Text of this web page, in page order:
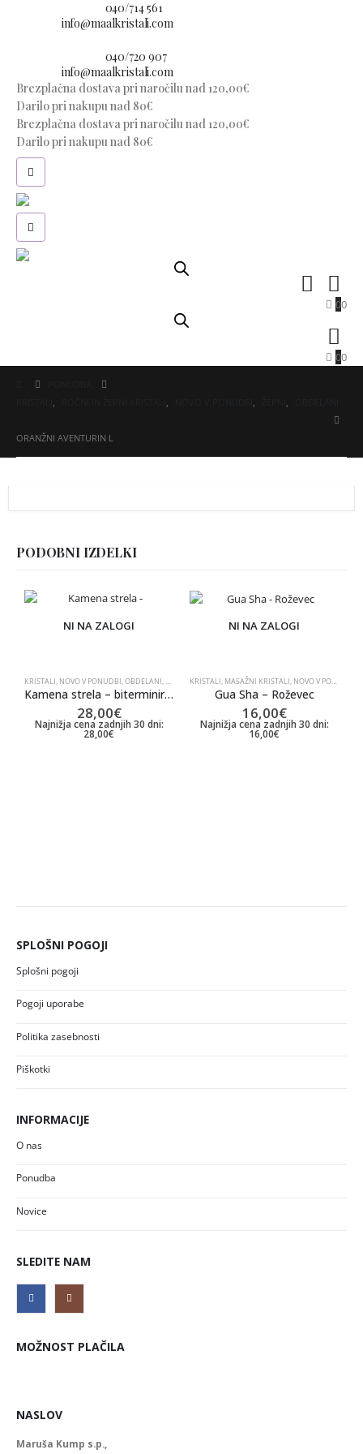
040/714 561
info@maalkristali.com
040/720 907
info@maalkristali.com
Brezplačna dostava pri naročilu nad 120,00€
Darilo pri nakupu nad 80€
Brezplačna dostava pri naročilu nad 120,00€
Darilo pri nakupu nad 80€
00
00
ORANŽNI AVENTURIN L
PODOBNI IZDELKI
NI NA ZALOGI
KRISTALI, NOVO V PONUDBI,OBDELANI,ROČNI ,ROČNI IN ŽEPNI KRISTALI
Kamena strela – biterminirana
28,00€
Najnižja cena zadnjih 30 dni:
28,00€
NI NA ZALOGI
KRISTALI, MASAŽNI KRISTALI, NOVO V PONUDBI
Gua Sha – Roževec
16,00€
Najnižja cena zadnjih 30 dni:
16,00€
SPLOŠNI POGOJI
Splošni pogoji
Pogoji uporabe
Politika zasebnosti
Piškotki
INFORMACIJE
O nas
Ponudba
Novice
SLEDITE NAM
MOŽNOST PLAČILA
NASLOV
Maruša Kump s.p.,